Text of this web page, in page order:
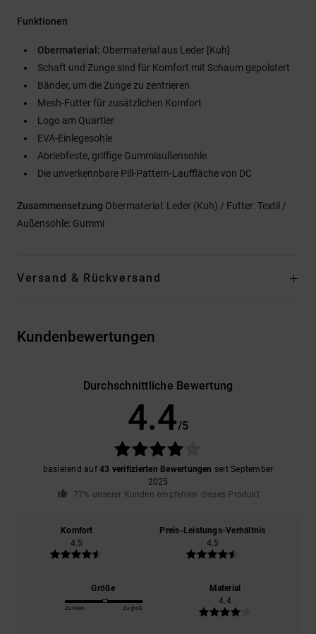
Funktionen
Obermaterial: Obermaterial aus Leder [Kuh]
Schaft und Zunge sind für Komfort mit Schaum gepolstert
Bänder, um die Zunge zu zentrieren
Mesh-Futter für zusätzlichen Komfort
Logo am Quartier
EVA-Einlegesohle
Abriebfeste, griffige Gummiaußensohle
Die unverkennbare Pill-Pattern-Lauffläche von DC
Zusammensetzung Obermaterial: Leder (Kuh) / Futter: Textil /
Außensohle: Gummi
Versand & Rückversand
Kundenbewertungen
Durchschnittliche Bewertung
4.4/5
basierend auf43 verifizierten Bewertungen seit September
2025
77% unserer Kunden empfehlen dieses Produkt
Komfort
4.5
Preis-Leistungs-Verhältnis
4.5
Größe
Zu klein Zu groß
Material
4.4